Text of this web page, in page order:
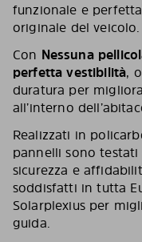
funzionale e
originale del veicolo.
Con Nessuna
perfetta vestibilità,
duratura per
all’interno
Realizzati in
pannelli sono
sicurezza e
soddisfatti in tutta
Solarplexius per
guida.